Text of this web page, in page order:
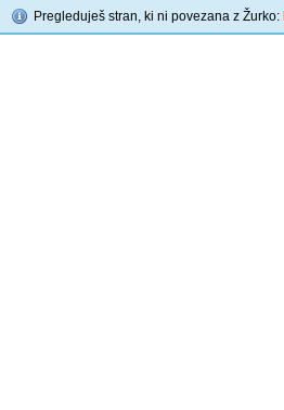
Pregleduješ stran, ki ni povezana z Žurko: